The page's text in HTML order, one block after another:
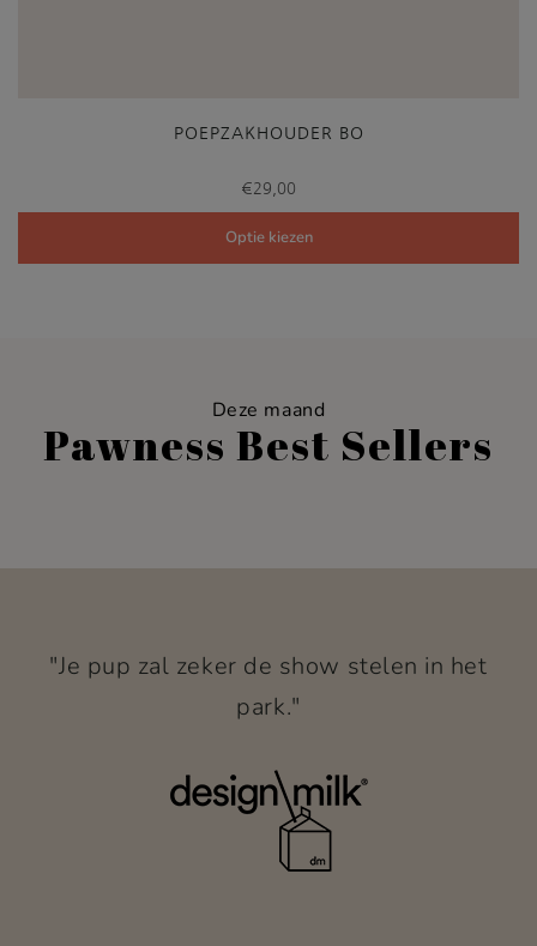
POEPZAKHOUDER BO
€ 29,00
Optie kiezen
Deze maand
Pawness Best Sellers
"Je pup zal zeker de show stelen in het
park."